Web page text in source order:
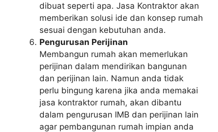
dibuat seperti apa. Jasa Kontraktor akan
memberikan solusi ide dan konsep rumah
sesuai dengan kebutuhan anda.
Pengurusan Perijinan
Membangun rumah akan memerlukan
perijinan dalam mendirikan bangunan
dan perijinan lain. Namun anda tidak
perlu bingung karena jika anda memakai
jasa kontraktor rumah, akan dibantu
dalam pengurusan IMB dan perijinan lain
agar pembangunan rumah impian anda